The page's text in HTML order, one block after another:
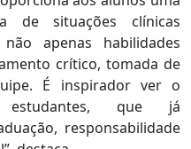
de situações clínicas
não apenas habilidades
crítico, tomada de
É inspirador ver o
estudantes, que já
responsabilidade